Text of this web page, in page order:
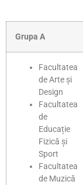
Grupa A
Facultatea
de Arte și
Design
Facultatea
de
Educație
Fizică și
Sport
Facultatea
de Muzică